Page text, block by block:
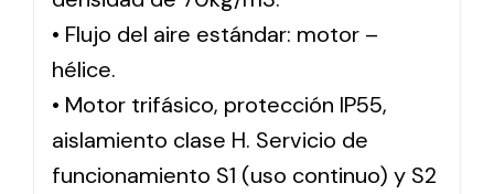
• Flujo del aire estándar: motor –
hélice.
• Motor trifásico, protección IP55,
aislamiento clase H. Servicio de
funcionamiento S1 (uso continuo) y S2